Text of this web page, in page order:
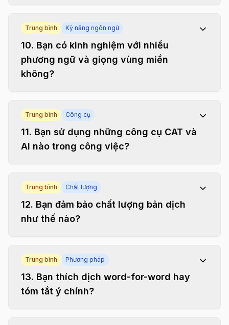
Trung bình Kỹ năng ngôn ngữ
10. Bạn có kinh nghiệm với nhiều
phương ngữ và giọng vùng miền
không?
Trung bình Công cụ
11. Bạn sử dụng những công cụ CAT và
AI nào trong công việc?
Trung bình Chất lượng
12. Bạn đảm bảo chất lượng bản dịch
như thế nào?
Trung bình Phương pháp
13. Bạn thích dịch word-for-word hay
tóm tắt ý chính?